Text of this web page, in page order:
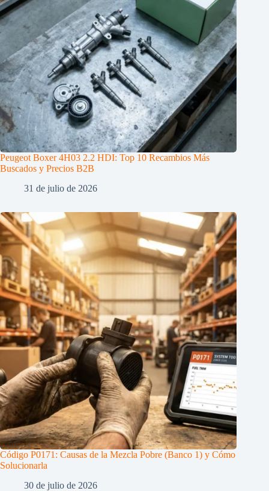
Peugeot Boxer 4H03 2.2 HDI: Top 10 Recambios Más
Buscados y Precios B2B
31 de julio de 2026
Código P0171: Causas de la Mezcla Pobre (Banco 1) y Cómo
Solucionarla
30 de julio de 2026